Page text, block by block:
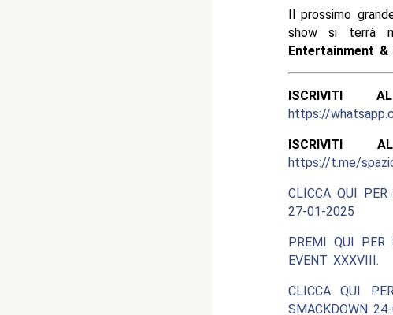
Il prossimo
show si terrà
Entertainment
ISCRIVITI
https://
ISCRIVITI
https://t.me/
CLICCA QUI
27-01-2025
PREMI QUI PER
EVENT XXXVIII.
CLICCA QUI
SMACKDOWN